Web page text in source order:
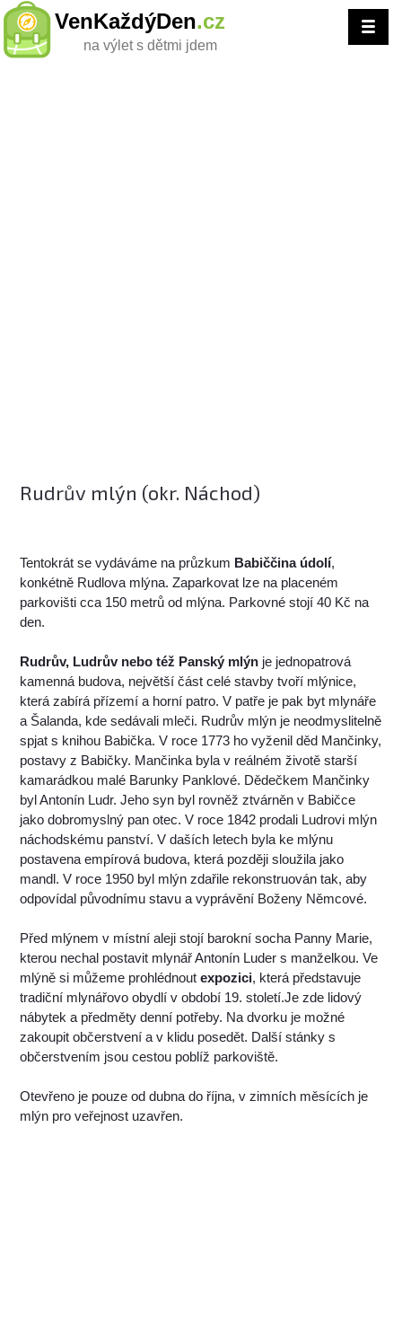
VenKaždýDen.cz
na výlet s dětmi jdem
Rudrův mlýn (okr. Náchod)
Tentokrát se vydáváme na průzkum Babiččina údolí,
konkétně Rudlova mlýna. Zaparkovat lze na placeném
parkovišti cca 150 metrů od mlýna. Parkovné stojí 40 Kč na
den.
Rudrův, Ludrův nebo též Panský mlýn je jednopatrová
kamenná budova, největší část celé stavby tvoří mlýnice,
která zabírá přízemí a horní patro. V patře je pak byt mlynáře
a Šalanda, kde sedávali mleči. Rudrův mlýn je neodmyslitelně
spjat s knihou Babička. V roce 1773 ho vyženil děd Mančinky,
postavy z Babičky. Mančinka byla v reálném životě starší
kamarádkou malé Barunky Panklové. Dědečkem Mančinky
byl Antonín Ludr. Jeho syn byl rovněž ztvárněn v Babičce
jako dobromyslný pan otec. V roce 1842 prodali Ludrovi mlýn
náchodskému panství. V daších letech byla ke mlýnu
postavena empírová budova, která později sloužila jako
mandl. V roce 1950 byl mlýn zdařile rekonstruován tak, aby
odpovídal původnímu stavu a vyprávění Boženy Němcové.
Před mlýnem v místní aleji stojí barokní socha Panny Marie,
kterou nechal postavit mlynář Antonín Luder s manželkou. Ve
mlýně si můžeme prohlédnoutexpozici, která představuje
tradiční mlynářovo obydlí v období 19. století.Je zde lidový
nábytek a předměty denní potřeby. Na dvorku je možné
zakoupit občerstvení a v klidu posedět. Další stánky s
občerstvením jsou cestou poblíž parkoviště.
Otevřeno je pouze od dubna do října, v zimních měsících je
mlýn pro veřejnost uzavřen.